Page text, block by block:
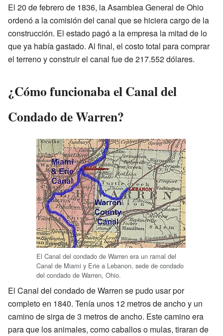
El 20 de febrero de 1836, la Asamblea General de Ohio
ordenó a la comisión del canal que se hiciera cargo de la
construcción. El estado pagó a la empresa la mitad de lo
que ya había gastado. Al final, el costo total para comprar
el terreno y construir el canal fue de 217.552 dólares.
¿Cómo funcionaba el Canal del
Condado de Warren?
El Canal del condado de Warren era un ramal del
Canal de Miami y Erie a Lebanon, sede de condado
del condado de Warren, Ohio.
El Canal del condado de Warren se pudo usar por
completo en 1840. Tenía unos 12 metros de ancho y un
camino de sirga de 3 metros de ancho. Este camino era
para que los animales, como caballos o mulas, tiraran de